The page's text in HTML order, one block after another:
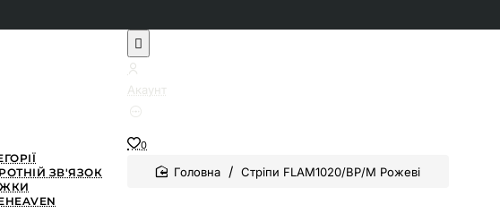
ЗВ'ЯЗОК
Акаунт
0
homeСтріпи FLAM1020/BP/M Рожеві